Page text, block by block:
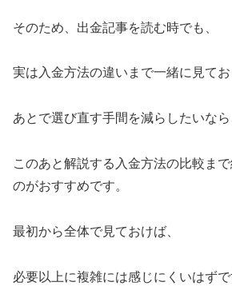
そのため、出金記事を読む時でも、
実は入金方法の違いまで一緒に見てお
あとで選び直す手間を減らしたいなら
このあと解説する入金方法の比較ま
のがおすすめです。
最初から全体で見ておけば、
必要以上に複雑には感じにくいはずで